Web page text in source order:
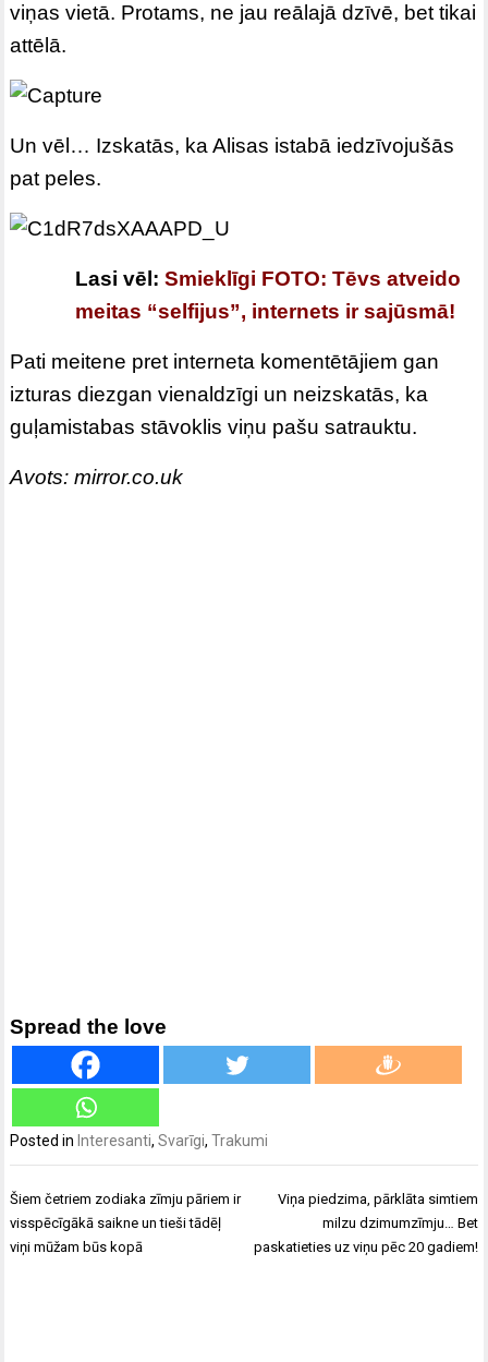
viņas vietā. Protams, ne jau reālajā dzīvē, bet tikai
attēlā.
Un vēl… Izskatās, ka Alisas istabā iedzīvojušās
pat peles.
Lasi vēl: Smieklīgi FOTO: Tēvs atveido
meitas “selfijus”, internets ir sajūsmā!
Pati meitene pret interneta komentētājiem gan
izturas diezgan vienaldzīgi un neizskatās, ka
guļamistabas stāvoklis viņu pašu satrauktu.
Avots: mirror.co.uk
Spread the love
Posted in Interesanti,Svarīgi,Trakumi
Ziņu
izvēlne
Šiem četriem zodiaka zīmju pāriem ir
visspēcīgākā saikne un tieši tādēļ
viņi mūžam būs kopā
Viņa piedzima, pārklāta simtiem
milzu dzimumzīmju… Bet
paskatieties uz viņu pēc 20 gadiem!